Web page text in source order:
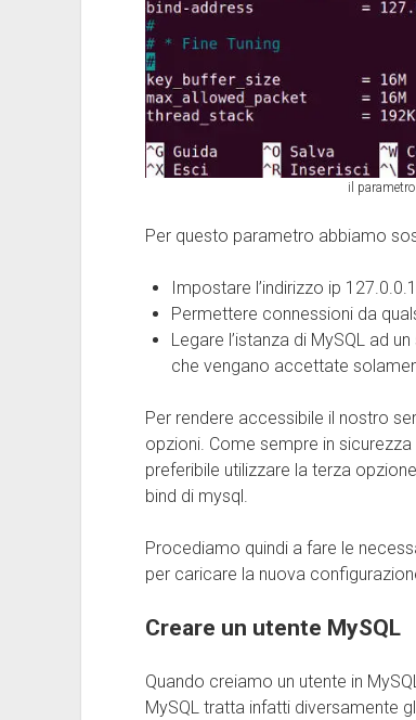
il
Per questo parametro abbiamo
Impostare l’indirizzo ip
Permettere connessioni da
Legare l’istanza di MySQL ad
che vengano accettate
Per rendere accessibile il nostro
opzioni. Come sempre in
preferibile utilizzare la terza
bind di mysql.
Procediamo quindi a fare le
per caricare la nuova
Creare un utente MySQL
Quando creiamo un utente in
MySQL tratta infatti diversamente